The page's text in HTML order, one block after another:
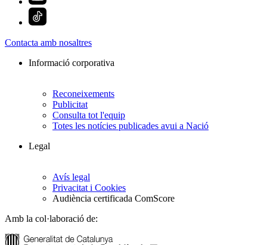
Contacta amb nosaltres
Informació corporativa
Reconeixements
Publicitat
Consulta tot l'equip
Totes les notícies publicades avui a Nació
Legal
Avís legal
Privacitat i Cookies
Audiència certificada ComScore
Amb la col·laboració de: